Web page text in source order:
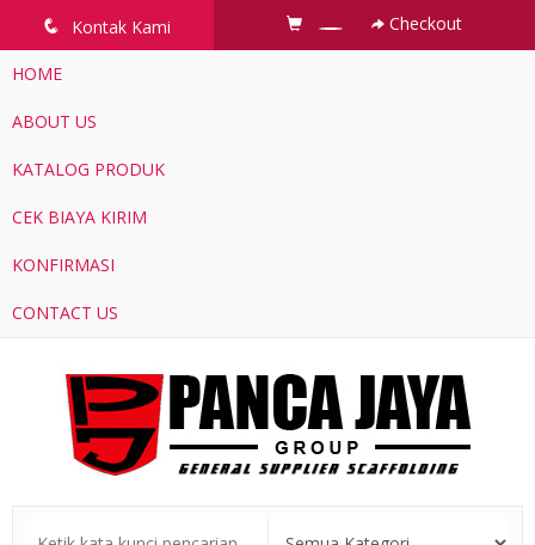
q Kontak Kami Checkout
HOME
ABOUT US
KATALOG PRODUK
CEK BIAYA KIRIM
KONFIRMASI
CONTACT US